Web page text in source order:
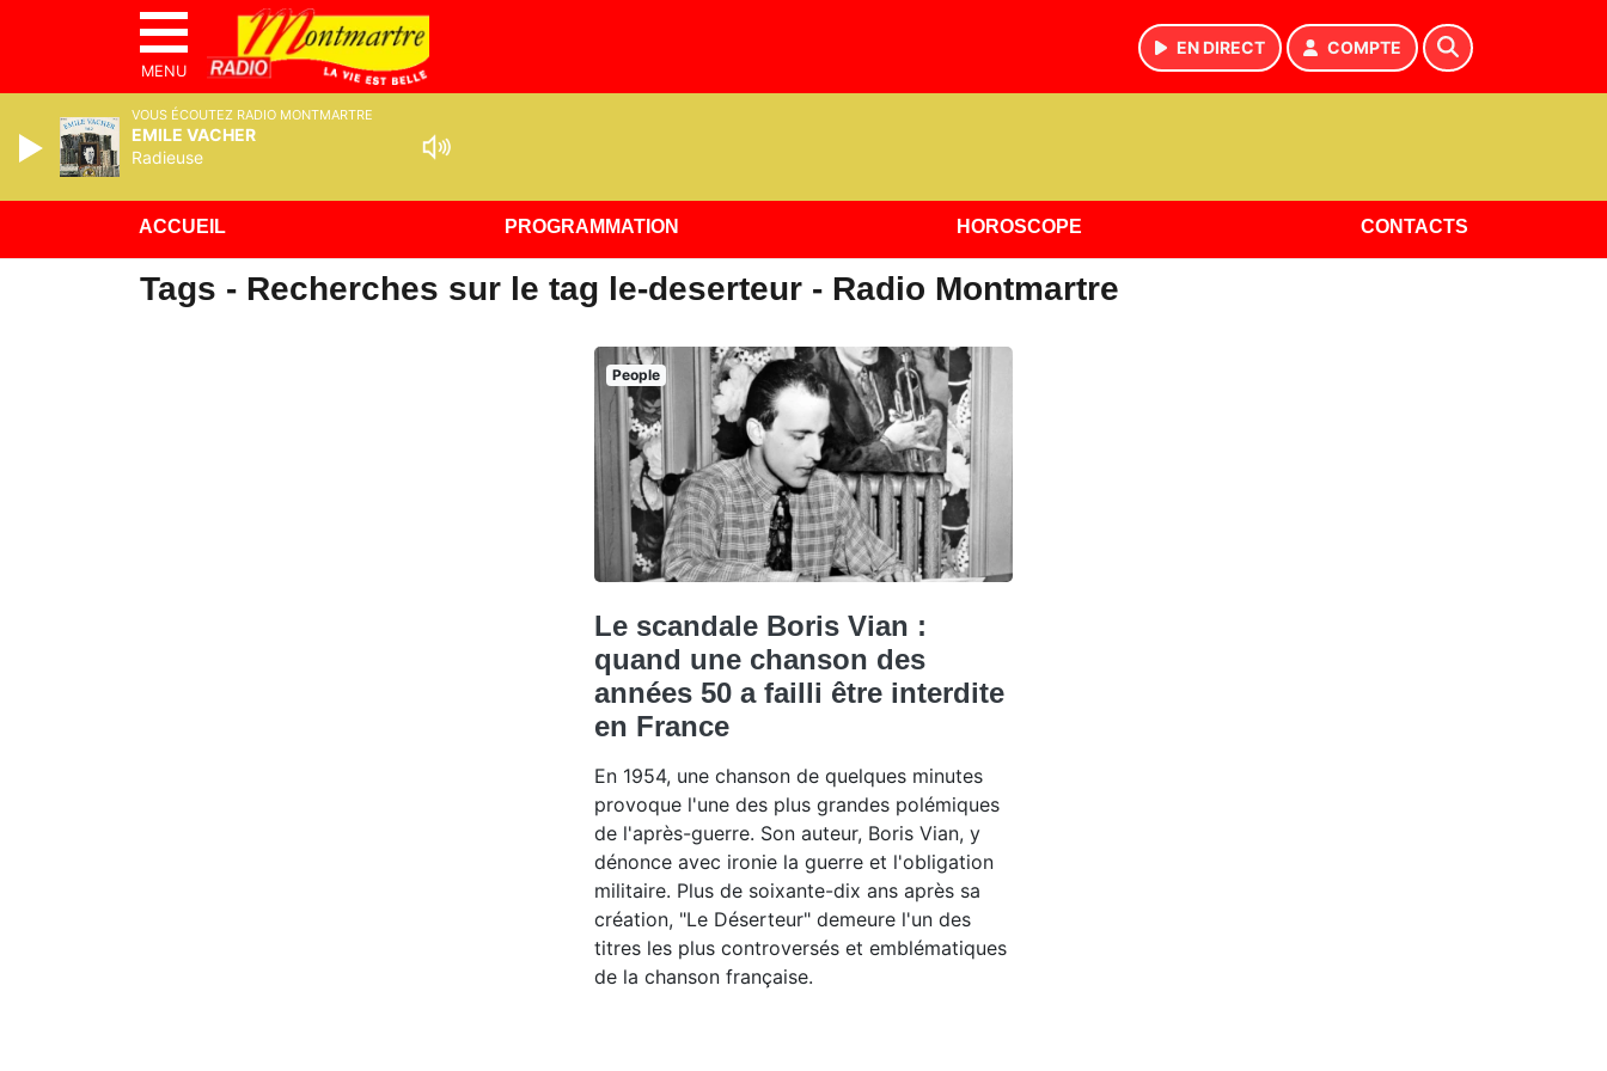
MENU
EN DIRECT COMPTE
ACCUEIL PROGRAMMATION HOROSCOPE CONTACTS
Tags - Recherches sur le tag le-deserteur - Radio Montmartre
People
Le scandale Boris Vian :
quand une chanson des
années 50 a failli être interdite
en France
En 1954, une chanson de quelques minutes
provoque l'une des plus grandes polémiques
de l'après-guerre. Son auteur, Boris Vian, y
dénonce avec ironie la guerre et l'obligation
militaire. Plus de soixante-dix ans après sa
création, "Le Déserteur" demeure l'un des
titres les plus controversés et emblématiques
de la chanson française.
VOUS ÉCOUTEZ RADIO MONTMARTRE
EMILE VACHER
Radieuse